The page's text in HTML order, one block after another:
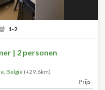
1-2
| 2 personen
, België (+29.6km)
Prijs